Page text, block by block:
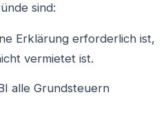
sind:
Erklärung erforderlich ist,
vermietet ist.
alle Grundsteuern